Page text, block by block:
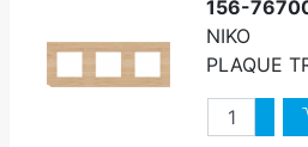
156-
NIKO
PLAQUE
Quantité